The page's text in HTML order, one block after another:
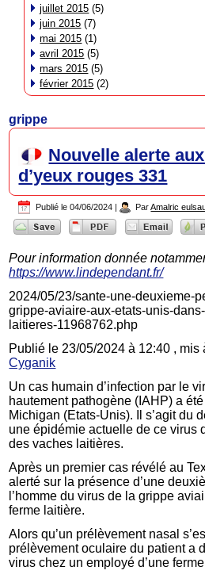
juillet 2015 (5)
juin 2015 (7)
mai 2015 (1)
avril 2015 (5)
mars 2015 (5)
février 2015 (2)
grippe
Nouvelle alerte
d’yeux rouges 331
Publié le 04/06/2024 | Par Amalric
Pour information donnée
https://www.lindependant.fr/
2024/05/23/sante-une-deuxieme-
grippe-aviaire-aux-etats-unis-
laitieres-11968762.php
Publié le 23/05/2024 à 12:40 ,
Cyganik
Un cas humain d’infection par le
hautement pathogène (IAHP) a
Michigan (Etats-Unis). Il s’agit du
une épidémie actuelle de ce virus
des vaches laitières.
Après un premier cas révélé au
alerté sur la présence d’une
l’homme du virus de la grippe
ferme laitière.
Alors qu’un prélèvement nasal
prélèvement oculaire du patient a
virus chez un employé d’une